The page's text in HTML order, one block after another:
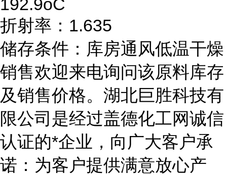
192.9oC
折射率：1.635
储存条件：库房通风低温干燥
销售欢迎来电询问该原料库存
及销售价格。湖北巨胜科技有
限公司是经过盖德化工网诚信
认证的*企业，向广大客户承
诺：为客户提供满意放心产